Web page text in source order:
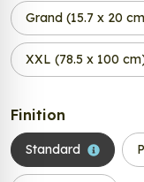
Grand (15.7 x 20
XXL (78.5 x 100
Finition
Standard